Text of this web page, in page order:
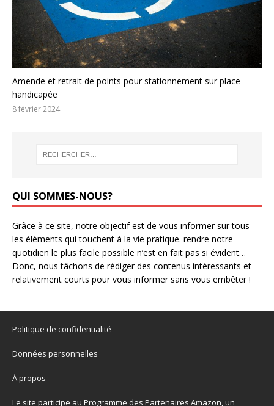
Amende et retrait de points pour stationnement sur place
handicapée
8 février 2024
QUI SOMMES-NOUS?
Grâce à ce site, notre objectif est de vous informer sur tous
les éléments qui touchent à la vie pratique. rendre notre
quotidien le plus facile possible n’est en fait pas si évident…
Donc, nous tâchons de rédiger des contenus intéressants et
relativement courts pour vous informer sans vous embêter !
Politique de confidentialité
Données personnelles
À propos
Le site participe au Programme des Partenaires Amazon, un